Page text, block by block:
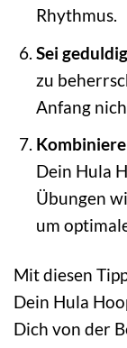
Rhythmus.
Sei
zu
Anfang
Dein Hula
Übungen
um
Mit diesen
Dein Hula
Dich von der